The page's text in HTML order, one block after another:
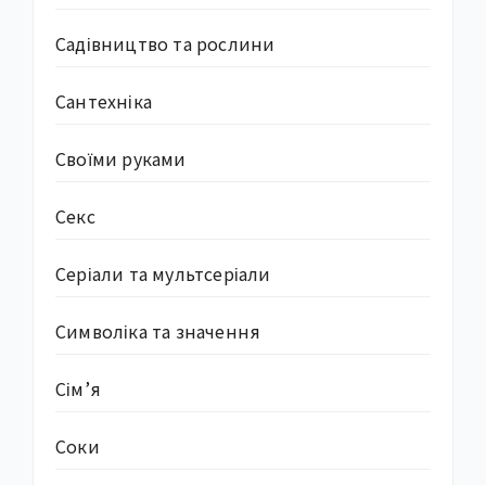
Садівництво та рослини
Сантехніка
Своїми руками
Секс
Серіали та мультсеріали
Символіка та значення
Сім’я
Соки